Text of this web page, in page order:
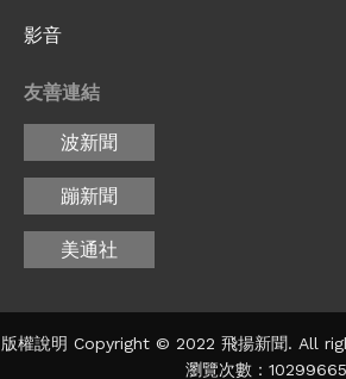
影音
友善連結
波新聞
蹦新聞
美通社
版權說明 Copyright © 2022 飛揚新聞. All
瀏覽次數：10299665